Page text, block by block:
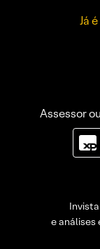
Já
Assessor
e análises